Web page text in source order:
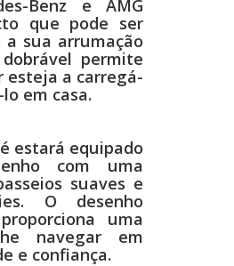
Benz e AMG
que pode ser
sua arrumação
permite
esteja a carregá-
em casa.
estará equipado
com uma
suaves e
O desenho
uma
navegar em
e confiança.